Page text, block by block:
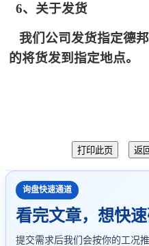
6、关于发货
我们公司发货指定德
的将货发到指定地点。
询盘快速通道
看完文章，想快速
提交需求后我们会按你的工况